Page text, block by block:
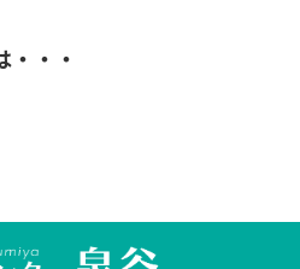
・・